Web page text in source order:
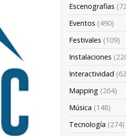
Escenografias
Eventos (490)
Festivales (109)
Instalaciones
Interactividad
Mapping (264)
Música (148)
Tecnología (274)